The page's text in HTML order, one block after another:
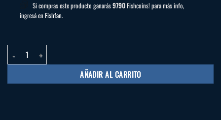
Si compras este producto ganarás9790Fishcoins! para más info,
ingresá en Fishfan.
Molinillo marisco Indo cantidad
AÑADIR AL CARRITO